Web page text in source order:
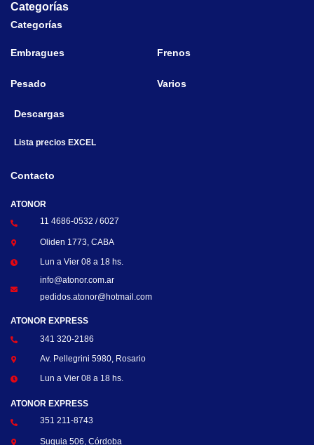
Categorías
Categorías
Embragues Frenos
Pesado Varios
Descargas
Lista precios EXCEL
Contacto
ATONOR
11 4686-0532 / 6027
Oliden 1773, CABA
Lun a Vier 08 a 18 hs.
info@atonor.com.ar
pedidos.atonor@hotmail.com
ATONOR EXPRESS
341 320-2186
Av. Pellegrini 5980, Rosario
Lun a Vier 08 a 18 hs.
ATONOR EXPRESS
351 211-8743
Suquia 506, Córdoba